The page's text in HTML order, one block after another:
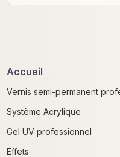
Accueil
Vernis semi-permanent
Système Acrylique
Gel UV professionnel
Effets